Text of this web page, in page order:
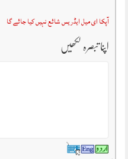
آپکا ای میل ایڈریس شائع نہیں کیا جائے گا
اپنا تبصرہ لکھیں